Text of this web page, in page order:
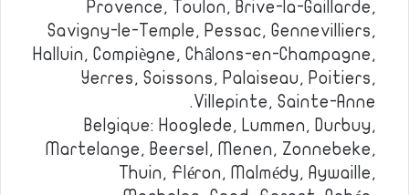
Provence, Toulon, Brive-la-Gaillarde,
Savigny-le-Temple, Pessac, Gennevilliers,
Halluin, Compiègne, Châlons-en-Champagne,
Yerres, Soissons, Palaiseau, Poitiers,
Villepinte, Sainte-Anne.
Belgique: Hooglede, Lummen, Durbuy,
Martelange, Beersel, Menen, Zonnebeke,
Thuin, Fléron, Malmédy, Aywaille,